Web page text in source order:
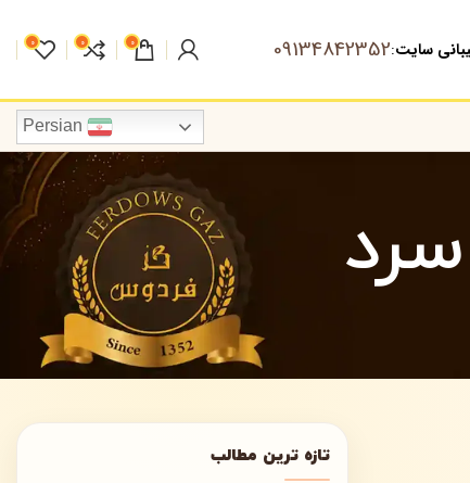
سایت:
09134842352
0
0
0
تازه ترین مطالب